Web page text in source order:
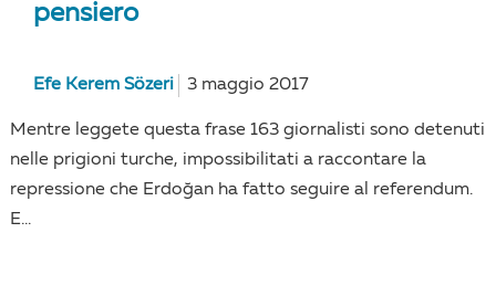
pensiero
Efe Kerem Sözeri 3 maggio 2017
Mentre leggete questa frase 163 giornalisti sono detenuti
nelle prigioni turche, impossibilitati a raccontare la
repressione che Erdoğan ha fatto seguire al referendum.
E...